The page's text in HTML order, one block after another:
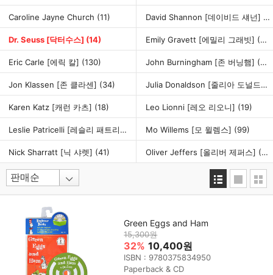
Caroline Jayne Church (11) David Shannon [데이비드 섀넌]
Dr. Seuss [닥터수스] (14) Emily Gravett [에밀리 그래빗] (13)
Eric Carle [에릭 칼] (130) John Burningham [존 버닝햄] (22)
Jon Klassen [존 클라센] (34) Julia Donaldson [줄리아 도널드슨]
Karen Katz [캐런 카츠] (18) Leo Lionni [레오 리오니] (19)
Leslie Patricelli [레슬리 패트리셀리] (25)
Mo Willems [모 윌렘스] (99)
Nick Sharratt [닉 샤렛] (41) Oliver Jeffers [올리버 제퍼스] (35)
Green Eggs and Ham
15,300원
32% 10,400원
ISBN : 9780375834950
Paperback & CD